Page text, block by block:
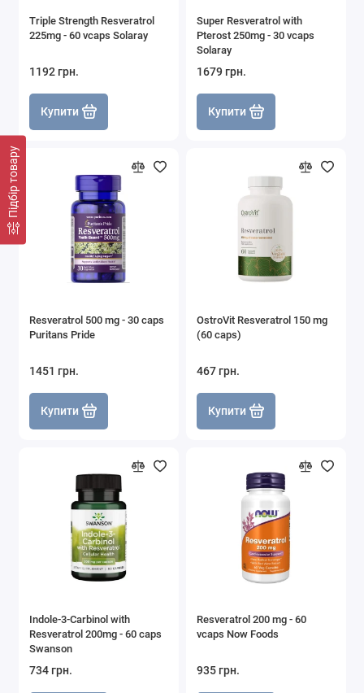
Підбір товару
Triple Strength Resveratrol
225mg - 60 vcaps Solaray
1192 грн.
Купити
Super Resveratrol with
Pterost 250mg - 30 vcaps
Solaray
1679 грн.
Купити
Resveratrol 500 mg - 30 caps
Puritans Pride
1451 грн.
Купити
OstroVit Resveratrol 150 mg
(60 caps)
467 грн.
Купити
Indole-3-Carbinol with
Resveratrol 200mg - 60 caps
Swanson
734 грн.
Resveratrol 200 mg - 60
vcaps Now Foods
935 грн.